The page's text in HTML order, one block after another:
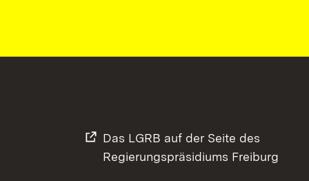
Das LGRB auf der Seite des
Regierungspräsidiums Freiburg